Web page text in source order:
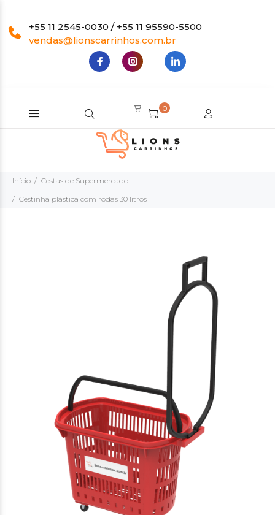
+55 11 2545-0030 / +55 11 95590-5500
vendas@lionscarrinhos.com.br
0
Início
Cestas de Supermercado
Cestinha plástica com rodas 30 litros